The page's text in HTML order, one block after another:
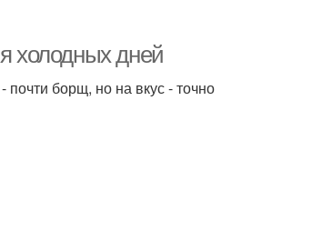
холодных дней
борщ, но на вкус - точно